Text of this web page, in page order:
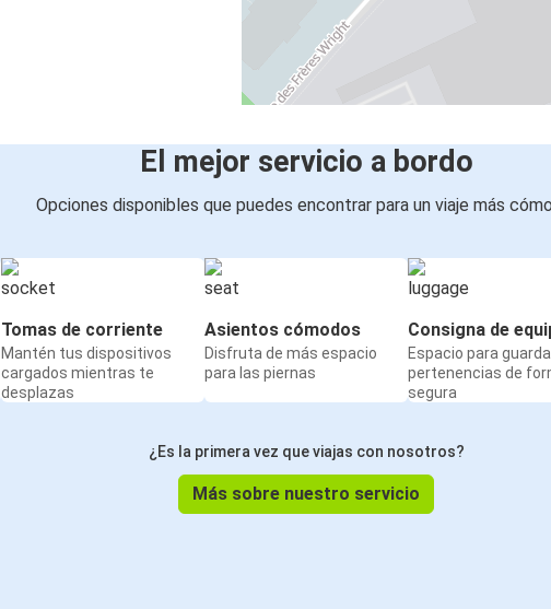
Aeropuerto de Charleroi
Aeropuerto de Charleroi
Luxemburgo
Aeropuerto de Charleroi
El mejor servicio a bordo
Opciones disponibles que puedes encontrar para un viaje más
Tomas de corriente
Mantén tus dispositivos
cargados mientras te
desplazas
Asientos cómodos
Disfruta de más espacio
para las piernas
Consigna de
Espacio para
pertenencias de
segura
¿Es la primera vez que viajas con nosotros?
Más sobre nuestro servicio